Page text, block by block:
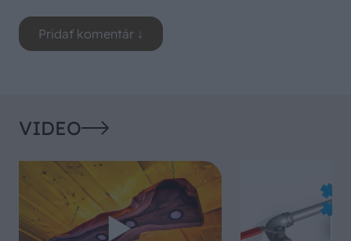
VIDEO